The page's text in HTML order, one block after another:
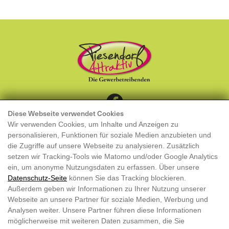
Diese Webseite verwendet Cookies
Wir verwenden Cookies, um Inhalte und Anzeigen zu
personalisieren, Funktionen für soziale Medien anzubieten und
die Zugriffe auf unsere Webseite zu analysieren. Zusätzlich
setzen wir Tracking-Tools wie Matomo und/oder Google Analytics
ein, um anonyme Nutzungsdaten zu erfassen. Über unsere
Datenschutz-Seite können Sie das Tracking blockieren.
Außerdem geben wir Informationen zu Ihrer Nutzung unserer
Webseite an unsere Partner für soziale Medien, Werbung und
Analysen weiter. Unsere Partner führen diese Informationen
möglicherweise mit weiteren Daten zusammen, die Sie
KONTAKT
MITGLIED WERDEN
Piesendorf Attraktiv
Obfrau: Katharina Gläser
info@piesendorf-attraktiv.at
ZVR 117302362